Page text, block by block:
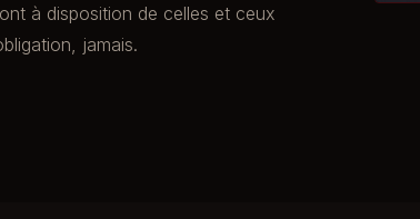
à disposition de celles et ceux
jamais.